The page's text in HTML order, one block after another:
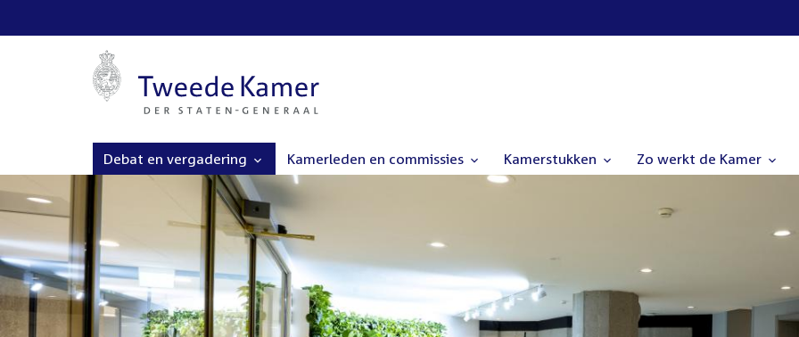
Debat en vergadering Kamerleden en commissies Kamerstukken Zo werkt de Kamer